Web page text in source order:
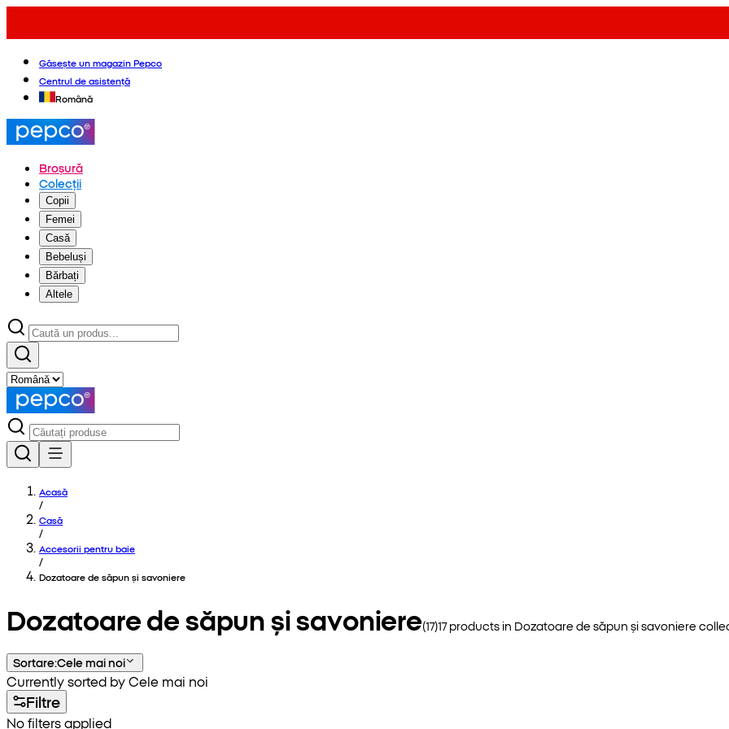
Găsește un magazin Pepco
Centrul de asistență
Română
Broșură
Colecții
Copii
Femei
Casă
Bebeluși
Bărbați
Altele
Acasă
/
Casă
/
Accesorii pentru baie
/
Dozatoare de săpun și savoniere
Dozatoare de săpun și savoniere(17)17products in Dozatoare de săpun și savoniere
Sortare:Cele mai noi
Currently sorted by Cele mai noi
Filtre
No filters applied